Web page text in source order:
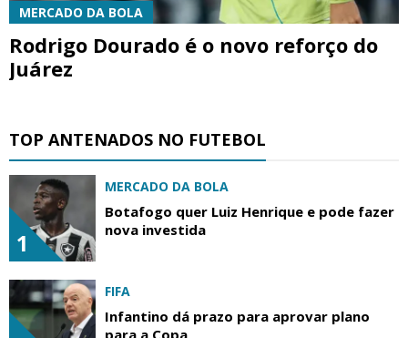
MERCADO DA BOLA
Rodrigo Dourado é o novo reforço do
Juárez
TOP ANTENADOS NO FUTEBOL
1
MERCADO DA BOLA
Botafogo quer Luiz Henrique e pode fazer
nova investida
FIFA
Infantino dá prazo para aprovar plano